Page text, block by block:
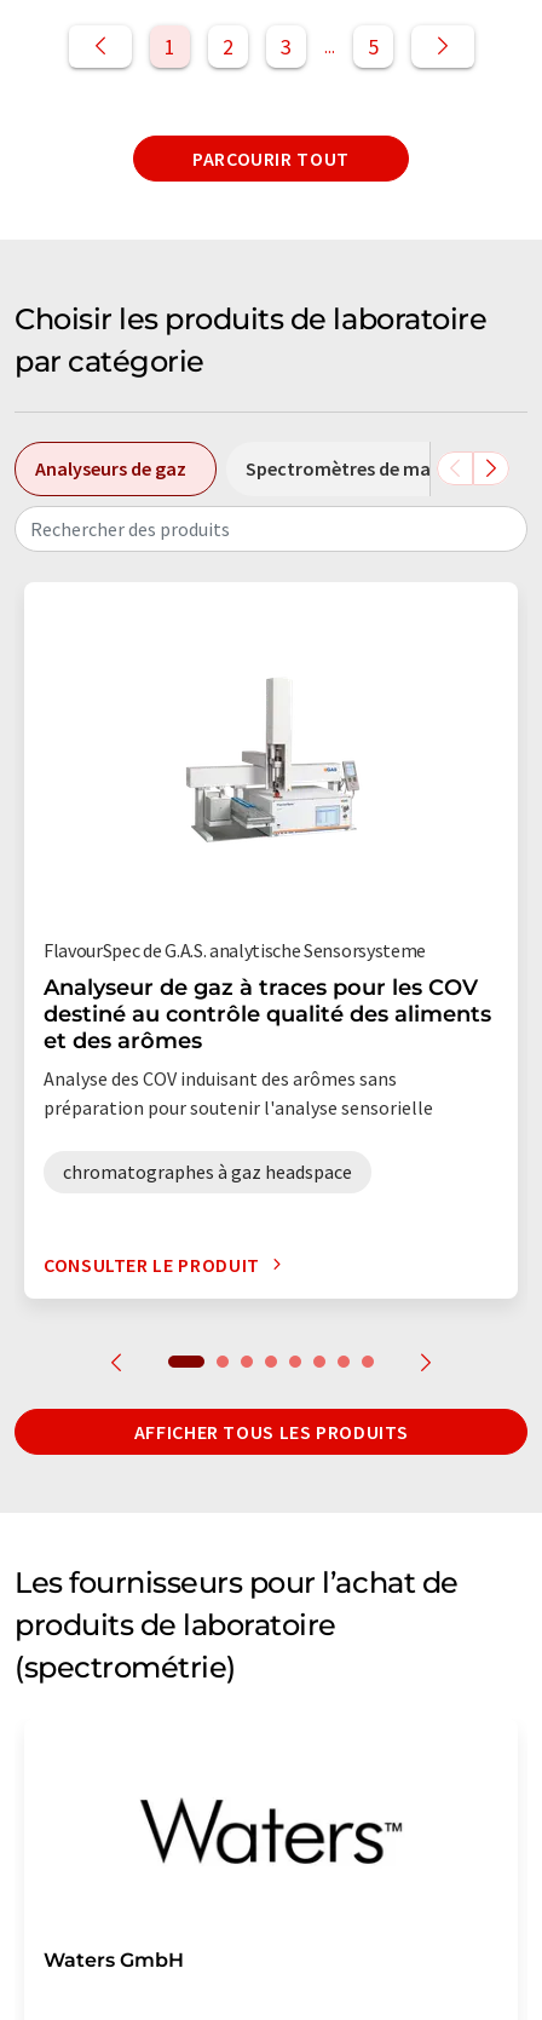
1 2 3 ... 5
PARCOURIR TOUT
Choisir les produits de laboratoire
par catégorie
Analyseurs de gaz Spectromètres de masse
Rechercher des produits
FlavourSpec de G.A.S. analytische Sensorsysteme
Analyseur de gaz à traces pour les COV
destiné au contrôle qualité des aliments
et des arômes
Analyse des COV induisant des arômes sans
préparation pour soutenir l'analyse sensorielle
chromatographes à gaz headspace
CONSULTER LE PRODUIT
AFFICHER TOUS LES PRODUITS
Les fournisseurs pour l’achat de
produits de laboratoire
(spectrométrie)
Waters GmbH